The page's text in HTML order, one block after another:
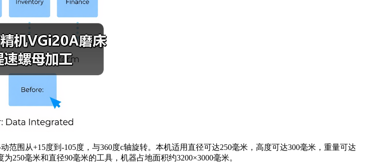
从+15度到-105度，与360度c轴旋转。本机适用直径可达250毫米，高度可达300毫米，重量可达
250毫米和直径90毫米的工具，机器占地面积约3200×3000毫米。